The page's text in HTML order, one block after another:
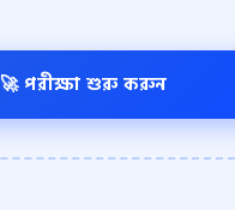
🚀 পরীক্ষা শুরু করুন